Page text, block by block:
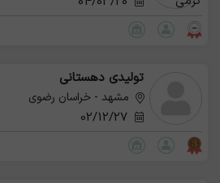
تولیدی دهستانی
مشهد - خراسان رضوی
02/12/27